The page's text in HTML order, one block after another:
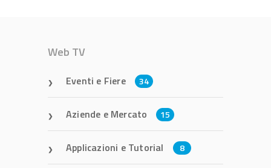
Web TV
Eventi e Fiere 34
Aziende e Mercato 15
Applicazioni e Tutorial 8